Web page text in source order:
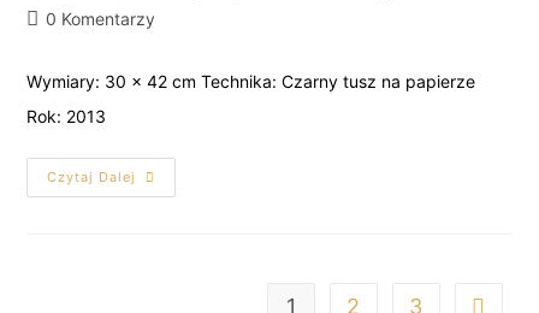
0 Komentarzy
Wymiary: 30 x 42 cm Technika: Czarny tusz na papierze
Rok: 2013
Czytaj Dalej
1 2 3